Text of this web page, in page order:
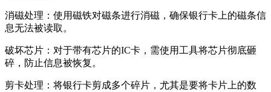
消磁处理：使用磁铁对磁条进行消磁，确保银行卡上的磁条信
息无法被读取。
破坏芯片：对于带有芯片的IC卡，需使用工具将芯片彻底砸
碎，防止信息被恢复。
剪卡处理：将银行卡剪成多个碎片，尤其是要将卡片上的数